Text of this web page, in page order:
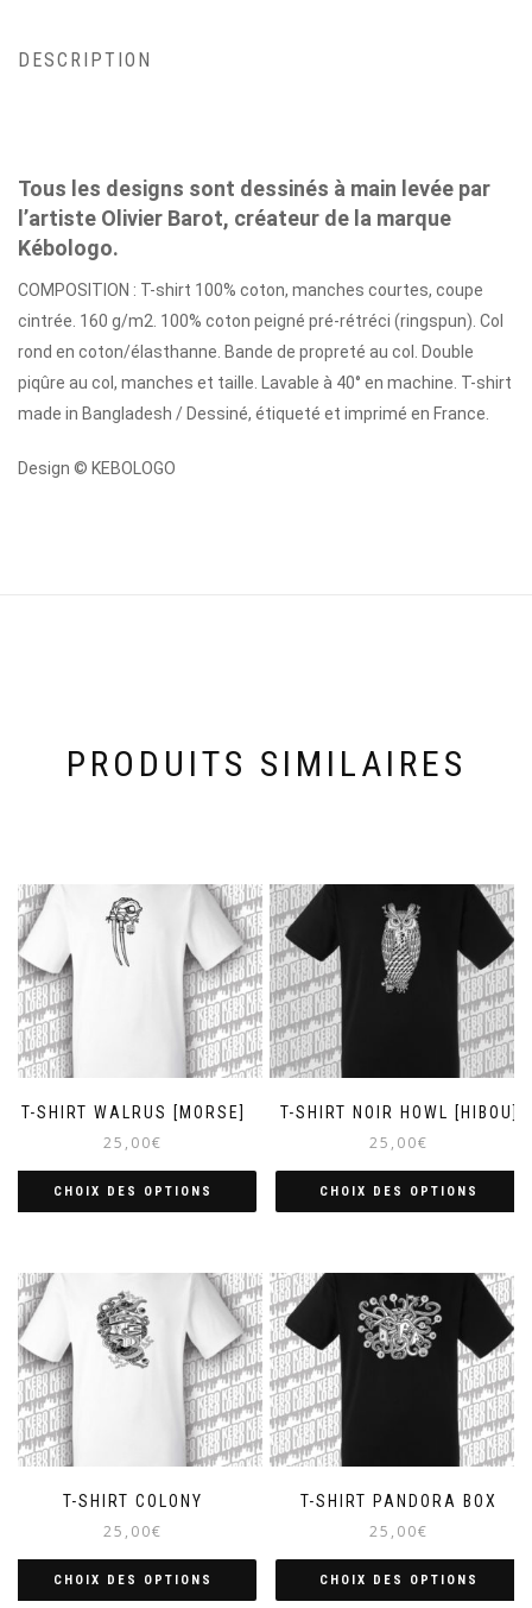
DESCRIPTION
Tous les designs sont dessinés à main levée par
l’artiste Olivier Barot, créateur de la marque
Kébologo.
COMPOSITION : T-shirt 100% coton, manches courtes, coupe
cintrée. 160 g/m2. 100% coton peigné pré-rétréci (ringspun). Col
rond en coton/élasthanne. Bande de propreté au col. Double
piqûre au col, manches et taille. Lavable à 40° en machine. T-shirt
made in Bangladesh / Dessiné, étiqueté et imprimé en France.
Design © KEBOLOGO
PRODUITS SIMILAIRES
T-SHIRT WALRUS [MORSE]
25,00€
CHOIX DES OPTIONS
T-SHIRT NOIR HOWL [HIBOU]
25,00€
CHOIX DES OPTIONS
T-SHIRT COLONY
25,00€
CHOIX DES OPTIONS
T-SHIRT PANDORA BOX
25,00€
CHOIX DES OPTIONS